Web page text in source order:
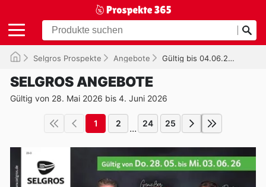
Selgros Prospekte Angebote Gültig bis 04.06.2026
SELGROS ANGEBOTE
Gültig von 28. Mai 2026 bis 4. Juni 2026
1 2 ... 24 25